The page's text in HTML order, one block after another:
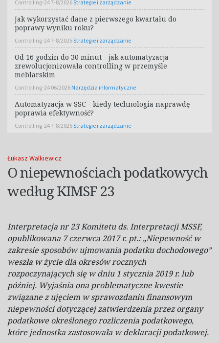
Łukasz Walkiewicz
O niepewnościach podatkowych
według KIMSF 23
Interpretacja nr 23 Komitetu ds. Interpretacji MSSF,
opublikowana 7 czerwca 2017 r. pt.: „Niepewność w
zakresie sposobów ujmowania podatku dochodowego”
weszła w życie dla okresów rocznych
rozpoczynających się w dniu 1 stycznia 2019 r. lub
później. Wyjaśnia ona problematyczne kwestie
związane z ujęciem w sprawozdaniu finansowym
niepewności dotyczącej zatwierdzenia przez organy
podatkowe określonego rozliczenia podatkowego,
które jednostka zastosowała w deklaracji podatkowej.
Controlling-24 7-8/2026Strategie i zarządzanie
Jak wykorzystać dane z pierwszego kwartału do
poprawy wyniku roku?
Controlling-24 7-8/2026Strategie i zarządzanie
Od 16 godzin do 30 minut - jak automatyzacja
zrewolucjonizowała controlling w przemyśle
meblarskim
Controlling-24 06/2026 Narzędzia informatyczne
Automatyzacja w SSC - kiedy technologia naprawdę
poprawia efektywność?
Controlling-24 7-8/2026Strategie i zarządzanie